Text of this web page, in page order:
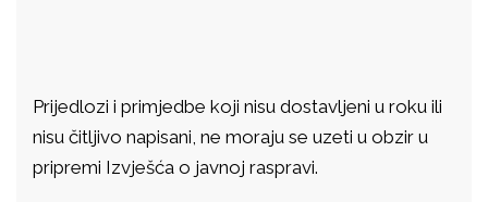
Prijedlozi i primjedbe koji nisu dostavljeni u roku ili
nisu čitljivo napisani, ne moraju se uzeti u obzir u
pripremi Izvješća o javnoj raspravi.